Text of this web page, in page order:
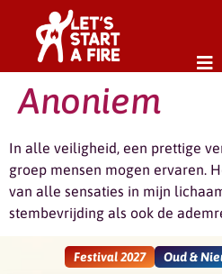
Anoniem
In alle veiligheid, een prettige
groep mensen mogen ervaren.
van alle sensaties in mijn
stembevrijding als ook de
Festival 2027 Oud &